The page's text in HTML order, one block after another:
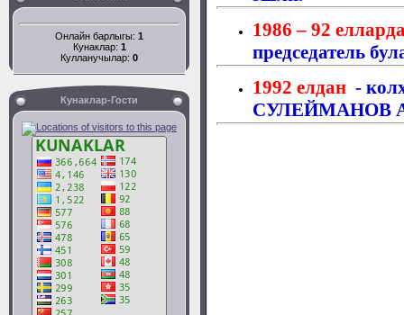
Онлайн барлыгы: 1
Кунаклар: 1
Кулланучылар: 0
Кунаклар-Гости
1986 – 92
председатель
1992 елдан -
СУЛЕЙМАНОВ